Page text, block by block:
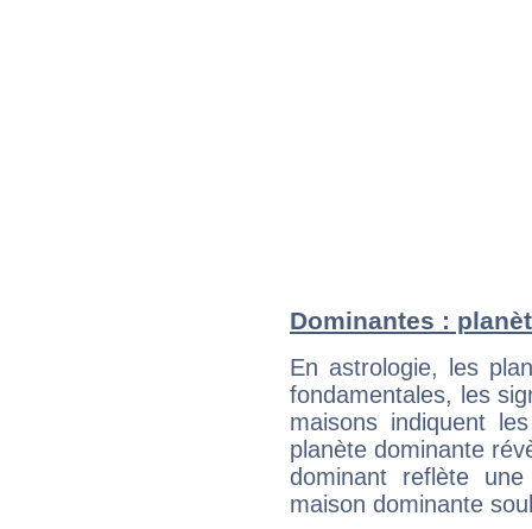
Dominantes :
En astrologie, les
fondamentales, les
maisons indiquent
planète dominante
dominant reflète
maison dominante